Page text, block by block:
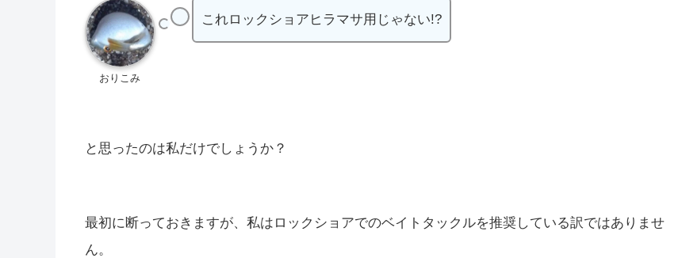
おりこみ
これロックショアヒラマサ用じゃない!?
と思ったのは私だけでしょうか？
最初に断っておきますが、私はロックショアでのベイトタックルを推奨している訳ではありませ
ん。